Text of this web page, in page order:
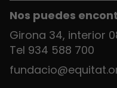
Nos puedes
Girona 34, interior
Tel 934 588 700